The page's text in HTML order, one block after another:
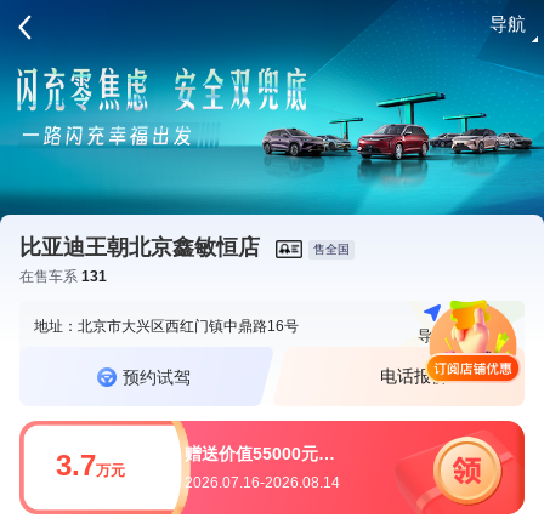
导航
比亚迪王朝北京鑫敏恒店 售全国
在售车系 131
地址：北京市大兴区西红门镇中鼎路16号
导航 电话
预约试驾 电话报价
3.7万元
赠送价值55000元综合优惠
2026.07.16-2026.08.14
请登录